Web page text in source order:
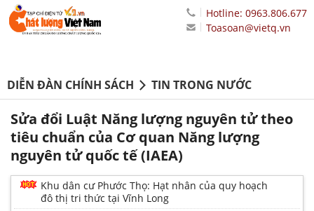
Hotline: 0963.806.677
Toasoan@vietq.vn
DIỄN ĐÀN CHÍNH SÁCH TIN TRONG NƯỚC
Sửa đổi Luật Năng lượng nguyên tử theo
tiêu chuẩn của Cơ quan Năng lượng
nguyên tử quốc tế (IAEA)
Khu dân cư Phước Thọ: Hạt nhân của quy hoạch
đô thị tri thức tại Vĩnh Long